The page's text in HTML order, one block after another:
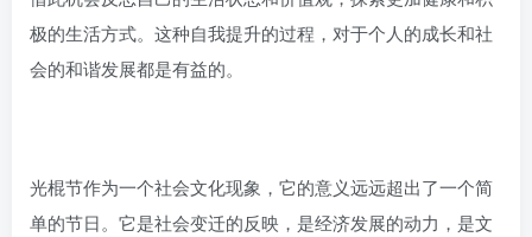
极的生活方式。这种自我提升的过程，对于个人的成长和社
会的和谐发展都是有益的。
光棍节作为一个社会文化现象，它的意义远远超出了一个简
单的节日。它是社会变迁的反映，是经济发展的动力，是文